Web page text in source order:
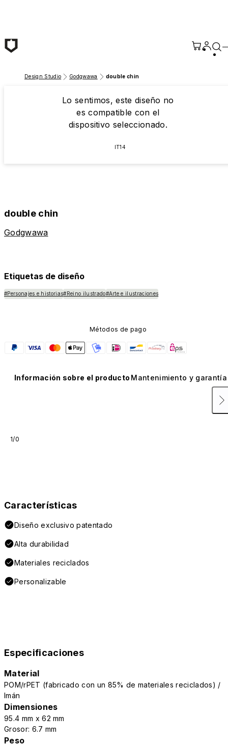
Design Studio Godgwawa double chin
Lo sentimos, este diseño no
es compatible con el
dispositivo seleccionado.
IT14
double chin
Godgwawa
Etiquetas de diseño
#Personajes e historias#Reino ilustrado#Arte e ilustraciones
Métodos de pago
Información sobre el producto Mantenimiento y garantía
1/0
Características
Diseño exclusivo patentado
Alta durabilidad
Materiales reciclados
Personalizable
Especificaciones
Material
POM/rPET (fabricado con un 85% de materiales reciclados) /
Imán
Dimensiones
95.4 mm x 62 mm
Grosor: 6.7 mm
Peso